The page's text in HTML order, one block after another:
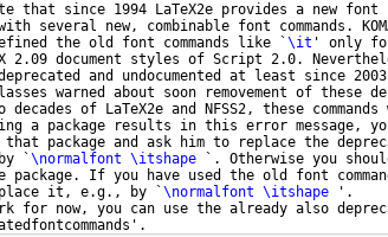
that since 1994 LaTeX2e provides a new font
several new, combinable font commands.
the old font commands like `\it ' only
2.09 document styles of Script 2.0.
deprecated and undocumented at least since
warned about soon removement of these
decades of LaTeX2e and NFSS2, these
a package results in this error message,
package and ask him to replace the
`\normalfont \itshape `. Otherwise you
package. If you have used the old font
it, e.g., by `\normalfont \itshape '.
for now, you can use the already also